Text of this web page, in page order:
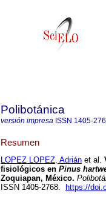
Polibotánica
versión impresa ISSN 1405-
Resumen
LOPEZ LOPEZ, Adrián et al.
fisiológicos en Pinus
Zoquiapan, México.
ISSN 1405-2768.
https://